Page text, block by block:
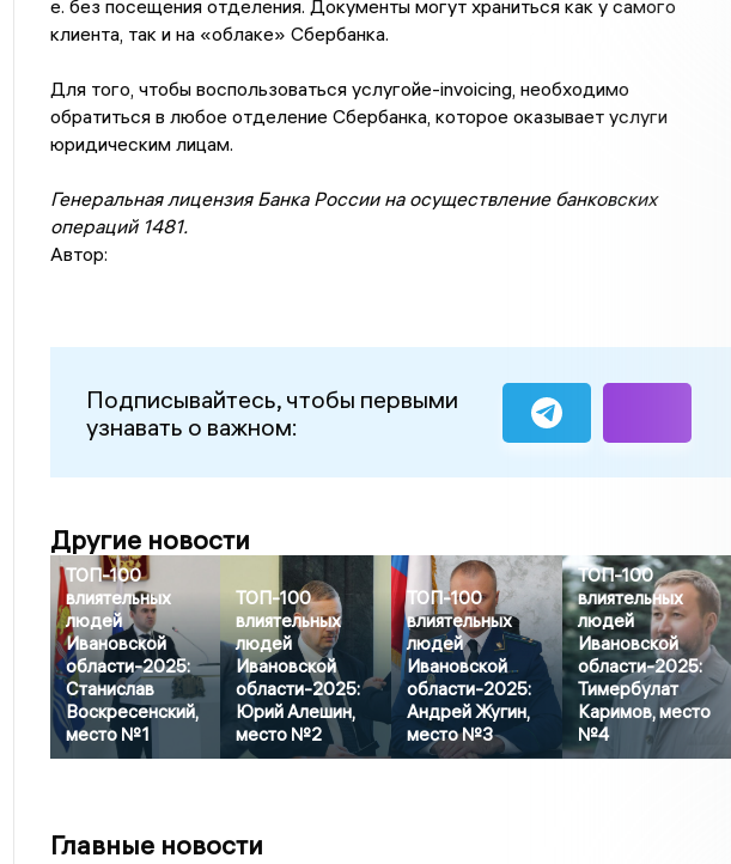
е. без посещения отделения. Документы могут храниться как у самого
клиента, так и на «облаке» Сбербанка.
Для того, чтобы воспользоваться услугойe-invoicing, необходимо
обратиться в любое отделение Сбербанка, которое оказывает услуги
юридическим лицам.
Генеральная лицензия Банка России на осуществление банковских
операций 1481.
Автор:
Подписывайтесь, чтобы первыми
узнавать о важном:
Другие новости
ТОП-100
влиятельных
людей
Ивановской
области-2025:
Станислав
Воскресенский,
место №1
ТОП-100
влиятельных
людей
Ивановской
области-2025:
Юрий Алешин,
место №2
ТОП-100
влиятельных
людей
Ивановской
области-2025:
Андрей Жугин,
место №3
ТОП-100
влиятельных
людей
Ивановской
области-2025:
Тимербулат
Каримов, место
№4
Главные новости